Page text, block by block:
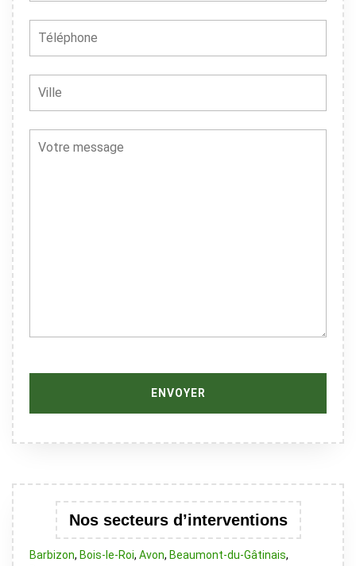
Nos secteurs d’interventions
Barbizon, Bois-le-Roi, Avon, Beaumont-du-Gâtinais,